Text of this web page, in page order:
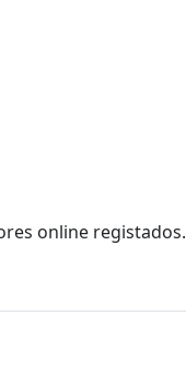
online registados.